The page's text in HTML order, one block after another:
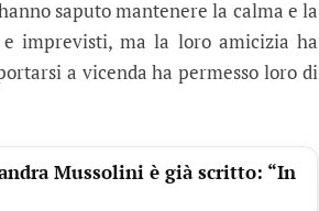
saputo mantenere la calma e la
imprevisti, ma la loro amicizia ha
a vicenda ha permesso loro di
Mussolini è già scritto: “In